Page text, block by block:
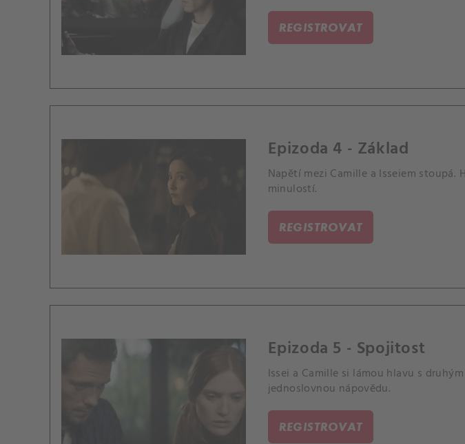
REGISTROVAT
Epizoda 4 - Základ
Napětí mezi Camille a Isseiem stoupá.
minulostí.
REGISTROVAT
Epizoda 5 - Spojitost
Issei a Camille si lámou hlavu s
jednoslovnou nápovědu.
REGISTROVAT